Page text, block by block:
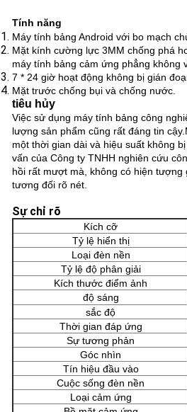
Tính năng
Máy tính bảng Android với bo mạch
Mặt kính cường lực 3MM chống phá
máy tính bảng cảm ứng phẳng không
7 * 24 giờ hoạt động không bị gián
Mặt trước chống bụi và chống nước.
tiêu hủy
Việc sử dụng máy tính bảng công
lượng sản phẩm cũng rất đáng tin
một thời gian dài và hiệu suất không
vấn của Công ty TNHH nghiên cứu
hồi rất mượt mà, không có hiện
tương đối rõ nét.
Sự chỉ rõ
Kích cỡ
Tỷ lệ hiển thị
Loại đèn nền
Tỷ lệ độ phân giải
Kích thước điểm ảnh
độ sáng
sắc độ
Thời gian đáp ứng
Sự tương phản
Góc nhìn
Tín hiệu đầu vào
Cuộc sống đèn nền
Loại cảm ứng